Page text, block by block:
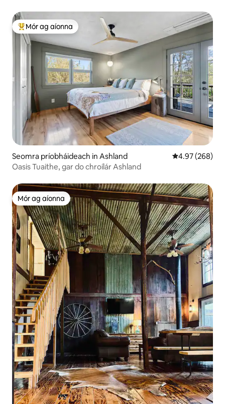
An-mhór ag aíonna
Mór ag aíonna
Seomra príobháideach in Ashland Meánrátáil
4.97 (268)
Oasis Tuaithe, gar do chroílár Ashland
Mór ag aíonna
Mór ag aíonna